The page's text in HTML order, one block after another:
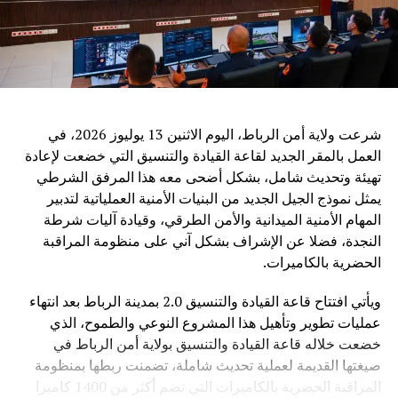
دول جنوب شرق آسيا.
ويرى مراقبون أن الدعوة الصينية إلى تعزيز التعاون في مجال
الذكاء الاصطناعي تعكس التحول المتزايد لهذه التكنولوجيا إلى
فقط تطوير القدرات التقنية، بل ضمان أن تكون هذه القدرات
متاحة بشكل عادل وآمن لجميع الدول.
وفي ظل المنافسة العالمية المتزايدة في مجال الذكاء
الاصطناعي، تطرح الصين رؤية تقوم على اعتبار التكنولوجيا
جسراً للتعاون والتنمية، وليس مجالاً للصراع، مؤكدة أن مستقبل
الذكاء الاصطناعي يجب أن يكون قائماً على الحكمة البشرية
والمسؤولية المشتركة من أجل خدمة رفاهية الشعوب
شرعت ولاية أمن الرباط، اليوم الاثنين 13 يوليوز 2026، في
العمل بالمقر الجديد لقاعة القيادة والتنسيق التي خضعت لإعادة
تهيئة وتحديث شامل، بشكل أضحى معه هذا المرفق الشرطي
يمثل نموذج الجيل الجديد من البنيات الأمنية العملياتية لتدبير
المهام الأمنية الميدانية والأمن الطرقي، وقيادة آليات شرطة
النجدة، فضلا عن الإشراف بشكل آني على منظومة المراقبة
الحضرية بالكاميرات.
ويأتي افتتاح قاعة القيادة والتنسيق 2.0 بمدينة الرباط بعد انتهاء
عمليات تطوير وتأهيل هذا المشروع النوعي والطموح، الذي
خضعت خلاله قاعة القيادة والتنسيق بولاية أمن الرباط في
صيغتها القديمة لعملية تحديث شاملة، تضمنت ربطها بمنظومة
المراقبة الحضرية بالكاميرات التي تضم أكثر من 1400 كاميرا